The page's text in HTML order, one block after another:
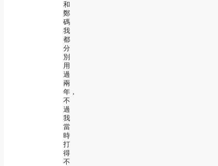
和
鄭
碼
我
都
分
別
用
過
兩
年，
不
過
我
當
時
打
得
不